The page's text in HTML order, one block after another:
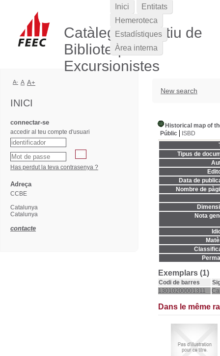
Catàleg Col·lectiu de
Biblioteques
Excursionistes
New search
Historical map of
Públic
ISBD
Tipus de
Data de
Nombre de
Nota
Exemplars (1)
Codi de barres
13010200001311
Dans le même
Inici
Entitats
Hemeroteca
Estadístiques
Àrea interna
A- A A+
INICI
connectar-se
accedir al teu compte d'usuari
Has perdut la teva contrasenya ?
Adreça
CCBE
Catalunya
Catalunya
contacte